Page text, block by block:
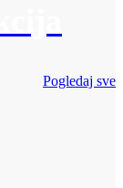
Pogledaj sve